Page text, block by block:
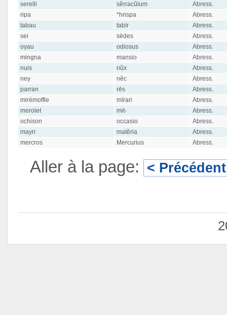
serelli
sĕrracŭlum
Abress.
ripa
*hrispa
Abress.
tabau
tabīr
Abress.
sei
sēdes
Abress.
oyau
odiosus
Abress.
mingna
mansio
Abress.
nuis
nŭx
Abress.
ney
nĕc
Abress.
parran
rēs
Abress.
mirémoffle
mīrari
Abress.
merolet
mit-
Abress.
ochison
occasio
Abress.
mayri
matĕria
Abress.
mercros
Mercurius Abress.
Aller à la page: < Précédent